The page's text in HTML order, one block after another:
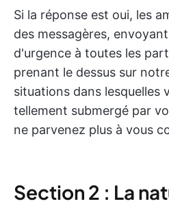
Si la réponse est oui, les
des messagères,
d'urgence à toutes les
prenant le dessus sur
situations dans lesquelles
tellement submergé par
ne parvenez plus à vous
Section 2 : La